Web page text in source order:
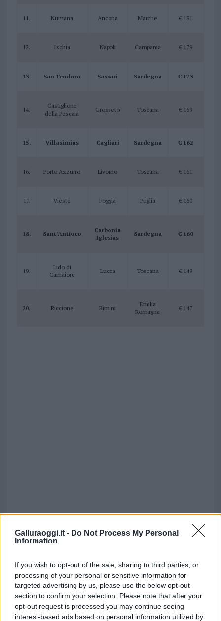
Galluraoggi.it - Do Not Process My Personal
Information
If you wish to opt-out of the sale, sharing to third parties, or
processing of your personal or sensitive information for
targeted advertising by us, please use the below opt-out
section to confirm your selection. Please note that after your
opt-out request is processed you may continue seeing
interest-based ads based on personal information utilized by
11. Numana Ancona Marche € 181
12. Ischia Napoli Campania € 179
13. San Teodoro Sassari Sardegna € 173
14.
Castiglione
della Pescaia
Grosseto Toscana € 169
15. Villasimius Cagliari Sardegna € 162
16. Porto Azzurro Livorno Toscana € 161
17. Vieste Foggia Puglia € 160
18. Sant’Antioco
Carbonia
Iglesias
Sardegna € 160
19.
Lido di
Camaiore
Lucca Toscana € 149
20. Riccione Rimini
Emilia
Romagna
€ 147